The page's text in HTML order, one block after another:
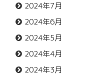
2024年7月
2024年6月
2024年5月
2024年4月
2024年3月